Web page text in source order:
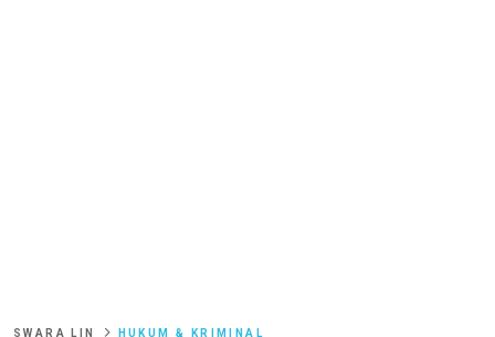
SWARA LIN HUKUM & KRIMINAL